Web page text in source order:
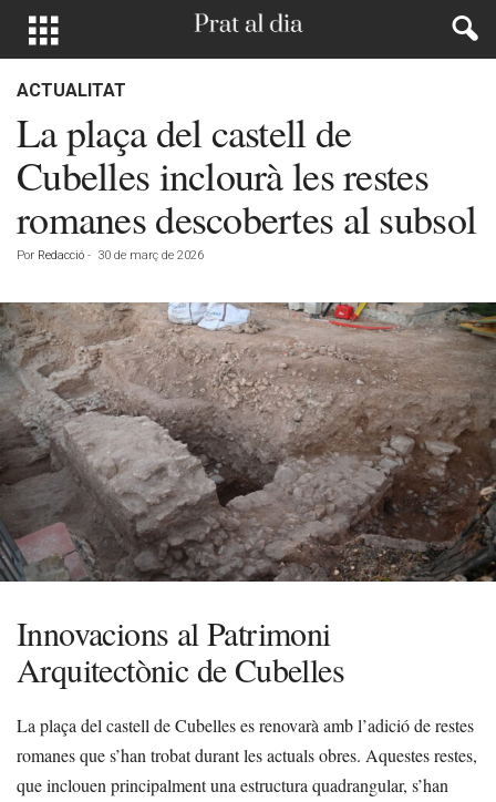
ACTUALITAT
La plaça del castell de
Cubelles inclourà les restes
romanes descobertes al subsol
Por Redacció - 30 de març de 2026
Innovacions al Patrimoni
Arquitectònic de Cubelles
La plaça del castell de Cubelles es renovarà amb l’adició de restes
romanes que s’han trobat durant les actuals obres. Aquestes restes,
que inclouen principalment una estructura quadrangular, s’han